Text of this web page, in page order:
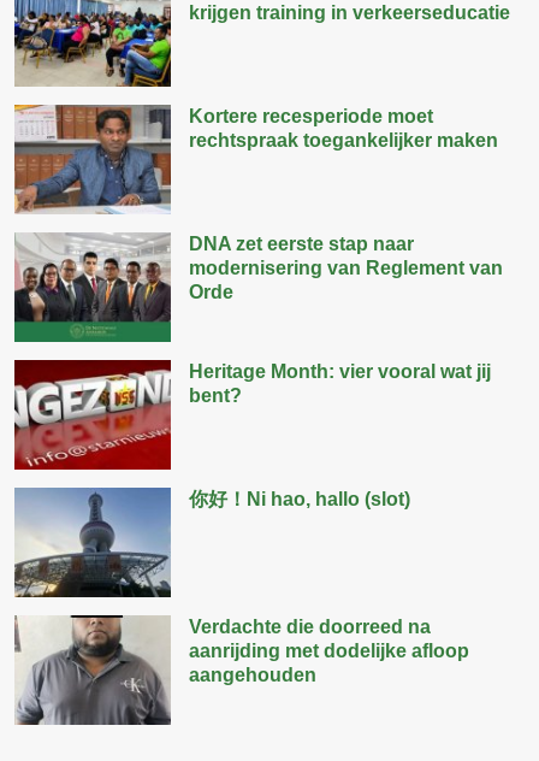
krijgen training in verkeerseducatie
Kortere recesperiode moet
rechtspraak toegankelijker maken
DNA zet eerste stap naar
modernisering van Reglement van
Orde
Heritage Month: vier vooral wat jij
bent?
你好！Ni hao, hallo (slot)
Verdachte die doorreed na
aanrijding met dodelijke afloop
aangehouden